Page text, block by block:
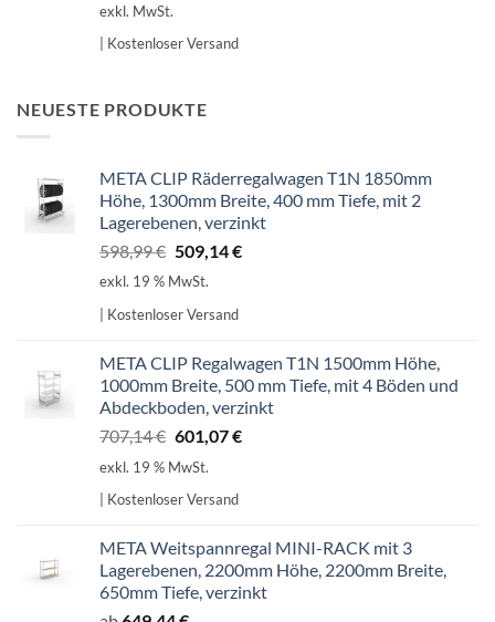
exkl. MwSt.
| Kostenloser Versand
NEUESTE PRODUKTE
META CLIP Räderregalwagen T1N 1850mm
Höhe, 1300mm Breite, 400 mm Tiefe, mit 2
Lagerebenen, verzinkt
598,99€ Ursprünglicher
Preis
598,99 €
509,14€Aktueller
exkl. 19 % MwSt.
| Kostenloser Versand
META CLIP Regalwagen T1N 1500mm Höhe,
1000mm Breite, 500 mm Tiefe, mit 4 Böden und
Abdeckboden, verzinkt
707,14€ Ursprünglicher
Preis
707,14 €
601,07€Aktueller
exkl. 19 % MwSt.
| Kostenloser Versand
META Weitspannregal MINI-RACK mit 3
Lagerebenen, 2200mm Höhe, 2200mm Breite,
650mm Tiefe, verzinkt